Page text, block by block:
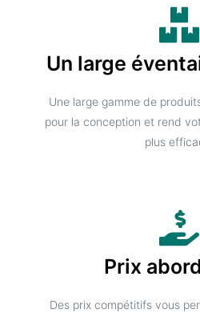
Un large
Une large gamme de
pour la conception et rend
plus
Prix
Des prix compétitifs vous